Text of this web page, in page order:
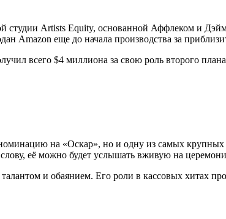
студии Artists Equity, основанной Аффлеком и
Amazon еще до начала производства за
всего $4 миллиона за свою роль второго
на «Оскар», но и одну из самых крупных
её можно будет услышать вживую на
и обаянием. Его роли в кассовых хитах